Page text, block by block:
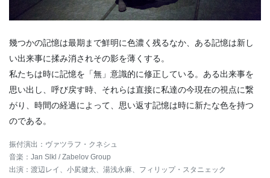
幾つかの記憶は最期まで鮮明に色濃く残るなか、ある記憶は新し
い出来事に揉み消されその影を薄くする。
私たちは時に記憶を「無」意識的に修正している。ある出来事を
思い出し、呼び戻す時、それらは直接に私達の今現在の視点に繋
がり、時間の経過によって、思い返す記憶は時に新たな色を持つ
のである。
振付演出：ヴァツラフ・クネシュ
音楽：Jan Slkl / Zabelov Group
出演：渡辺レイ、小㞍健太、湯浅永麻、フィリップ・スタニェック